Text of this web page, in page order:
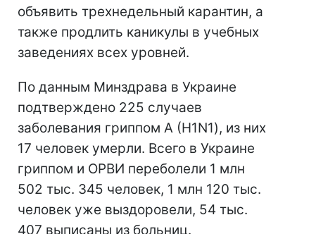
объявить трехнедельный карантин, а
также продлить каникулы в учебных
заведениях всех уровней.
По данным Минздрава в Украине
подтверждено 225 случаев
заболевания гриппом А (H1N1), из них
17 человек умерли. Всего в Украине
гриппом и ОРВИ переболели 1 млн
502 тыс. 345 человек, 1 млн 120 тыс.
человек уже выздоровели, 54 тыс.
407 выписаны из больниц.